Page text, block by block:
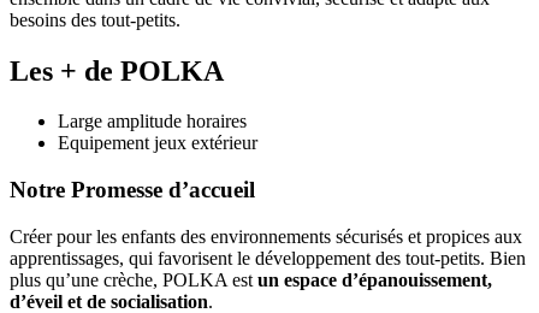
besoins des tout-petits.
Les + de POLKA
Large amplitude horaires
Equipement jeux extérieur
Notre Promesse d’accueil
Créer pour les enfants des environnements sécurisés et propices aux
apprentissages, qui favorisent le développement des tout-petits. Bien
plus qu’une crèche, POLKA est un espace d’épanouissement,
d’éveil et de socialisation.